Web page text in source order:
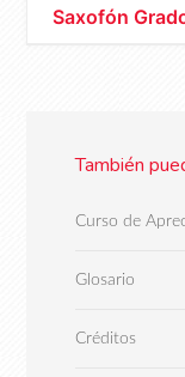
Saxofón
También
Curso de
Glosario
Créditos